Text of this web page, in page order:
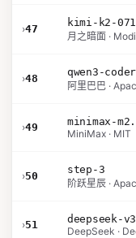
›47
kimi-k2-
月之暗面 ·
›48
阿里巴巴 ·
›49
minimax-
MiniMax · MIT
›50
step-3
阶跃星辰 ·
›51
deepseek-v3
DeepSeek ·